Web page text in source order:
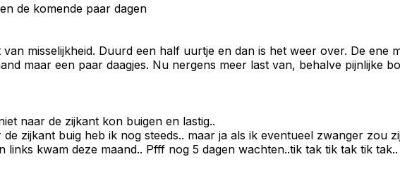
de komende paar dagen
misselijkheid. Duurd een half uurtje en dan is het weer over. De ene
maar een paar daagjes. Nu nergens meer last van, behalve pijnlijke
naar de zijkant kon buigen en lastig..
zijkant buig heb ik nog steeds.. maar ja als ik eventueel zwanger zou
kwam deze maand.. Pfff nog 5 dagen wachten..tik tak tik tak tik tak..